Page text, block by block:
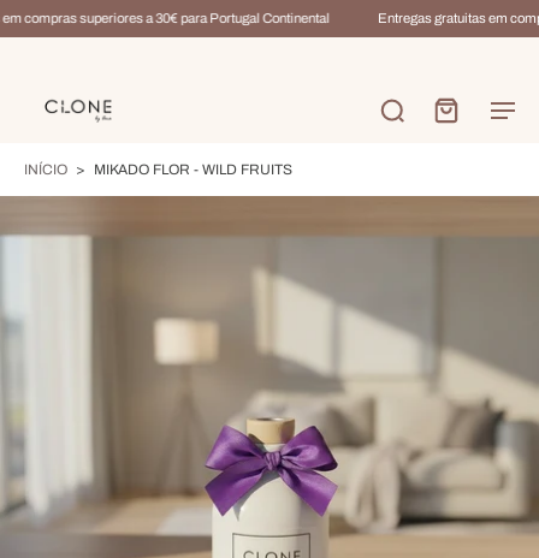
compras superiores a 30€ para Portugal Continental Entregas gratuitas em
INÍCIO > MIKADO FLOR - WILD FRUITS